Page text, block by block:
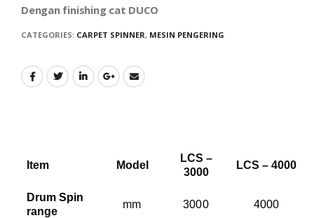
Dengan finishing cat DUCO
CATEGORIES: CARPET SPINNER, MESIN PENGERING
Item Model
LCS –
3000
LCS – 4000
Drum Spin
range
mm 3000 4000